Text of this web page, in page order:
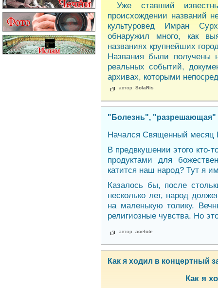
Уже ставший
происхождении названий
культуровед Имран
обнаружил много, как
названиях крупнейших
Названия были получены
реальных событий,
архивах, которыми
автор: SolaRis
"Болезнь", "разрешающая"
Начался Священный месяц
В предвкушении этого кто-
продуктами для
катится наш народ? Тут я
Казалось бы, после
несколько лет, народ
на маленькую толику.
религиозные чувства. Но
автор: acelote
Как я ходил в концертный
Как я